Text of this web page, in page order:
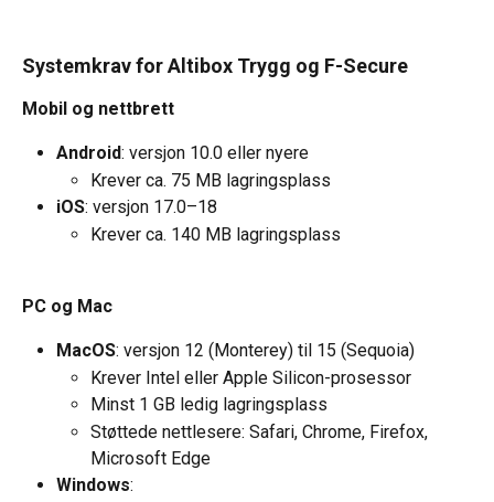
Systemkrav for Altibox Trygg og F-Secure
Mobil og nettbrett
Android: versjon 10.0 eller nyere
Krever ca. 75 MB lagringsplass
iOS: versjon 17.0–18
Krever ca. 140 MB lagringsplass
PC og Mac
MacOS: versjon 12 (Monterey) til 15 (Sequoia)
Krever Intel eller Apple Silicon-prosessor
Minst 1 GB ledig lagringsplass
Støttede nettlesere: Safari, Chrome, Firefox,
Microsoft Edge
Windows: